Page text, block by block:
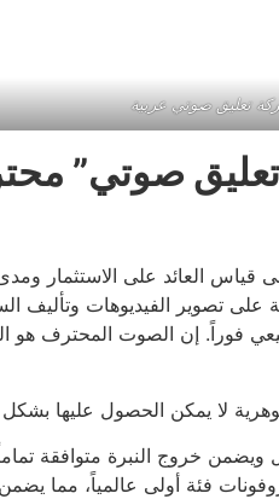
تعليق صوتي عربية
صوتي”
تصوير الفيديوهات وتأليف
فوراً. إن الصوت المحترف هو
لا يمكن الحصول عليها
النبرة متوافقة تماماً مع
فئة أولى عالمياً،